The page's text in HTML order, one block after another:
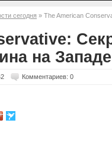
сегодня » The American
на Западе
Комментариев: 0